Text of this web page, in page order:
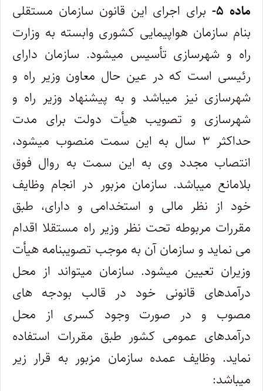
ماده ۵-
برای اجرای این قانون سازمان مستقلی
بنام سازمان هواپیمایی کشوری وابسته به وزارت
راه و شهرسازی تأسیس میشود. سازمان دارای
رئیسی ‌است که در عین حال معاون وزیر راه و
شهرسازی نیز میباشد و به پیشنهاد وزیر راه و
شهرسازی و تصویب هیأت دولت برای مدت
حداکثر ۳ سال به این ‌سمت منصوب میشود،
انتصاب مجدد وی به این سمت به روال فوق
بلامانع میباشد. سازمان مزبور در انجام وظایف
خود از نظر مالی و استخدامی و دارای، طبق
مقررات مربوطه تحت نظر وزیر راه مستقلا اقدام
می‌ نماید و سازمان آن به‌ موجب تصویبنامه هیأت
وزیران تعیین میشود. سازمان میتواند از محل
درآمدهای قانونی خود در قالب بودجه های
مصوب و در صورت وجود کسری‌ از محل
درآمدهای عمومی کشور طبق مقررات استفاده
نماید. وظایف عمده سازمان مزبور به قرار زیر
میباشد: